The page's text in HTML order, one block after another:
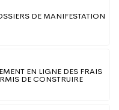
DE MANIFESTATION
EN LIGNE DES FRAIS
DE CONSTRUIRE